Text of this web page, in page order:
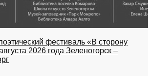
фестиваль «В сторону
2026 года Зеленогорск –